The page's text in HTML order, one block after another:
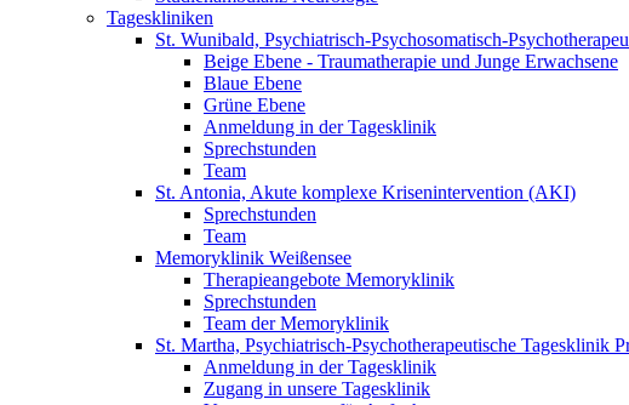
Tageskliniken
St. Wunibald, Psychiatrisch-Psychosomatisch-
Beige Ebene - Traumatherapie und Junge Erwachsene
Blaue Ebene
Grüne Ebene
Anmeldung in der Tagesklinik
Sprechstunden
Team
St. Antonia, Akute komplexe Krisenintervention (AKI)
Sprechstunden
Team
Memoryklinik Weißensee
Therapieangebote Memoryklinik
Sprechstunden
Team der Memoryklinik
St. Martha, Psychiatrisch-Psychotherapeutische Tagesklinik
Anmeldung in der Tagesklinik
Zugang in unsere Tagesklinik